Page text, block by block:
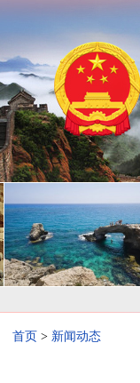
首页 > 新闻动态